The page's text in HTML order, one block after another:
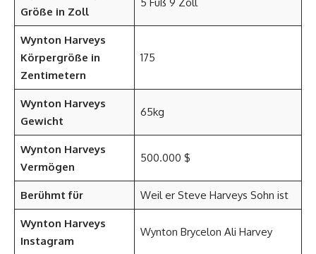
Größe in Zoll
Wynton Harveys
Körpergröße in
Zentimetern
175
Wynton Harveys
Gewicht
65kg
Wynton Harveys
Vermögen
500.000 $
Berühmt für Weil er Steve Harveys Sohn ist
Wynton Harveys
Instagram
Wynton Brycelon Ali Harvey